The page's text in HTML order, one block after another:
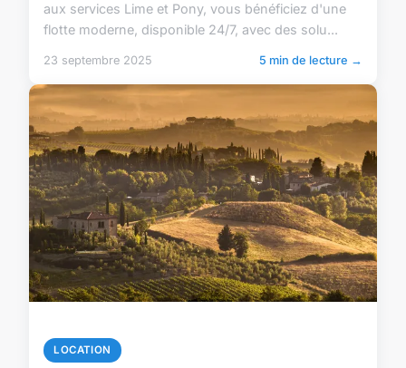
aux services Lime et Pony, vous bénéficiez d'une
flotte moderne, disponible 24/7, avec des solu...
23 septembre 2025 5 min de lecture →
LOCATION